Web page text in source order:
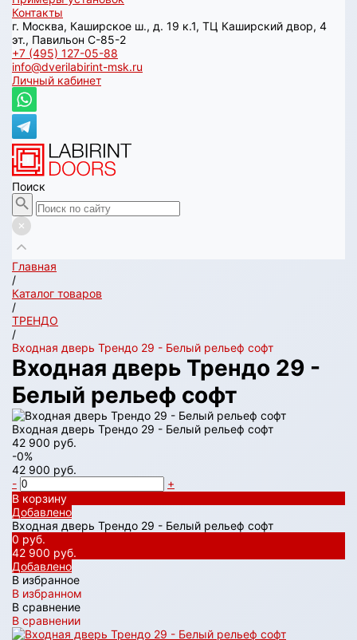
Контакты
г. Москва, Каширское ш., д. 19 к.1, ТЦ Каширский двор, 4
эт., Павильон C-85-2
+7 (495) 127-05-88‬
info@dverilabirint-msk.ru
Личный кабинет
Поиск
Главная
/
Каталог товаров
/
ТРЕНДО
/
Входная дверь Трендо 29 - Белый рельеф софт
Входная дверь Трендо 29 -
Белый рельеф софт
Входная дверь Трендо 29 - Белый рельеф софт
42 900 руб.
-0%
42 900 руб.
-
+
В корзину
Добавлено
Входная дверь Трендо 29 - Белый рельеф софт
0 руб.
42 900 руб.
Добавлено
В избранное
В избранном
В сравнение
В сравнении